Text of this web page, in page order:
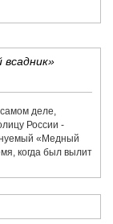
деле,
России -
«Медный
когда был вылит